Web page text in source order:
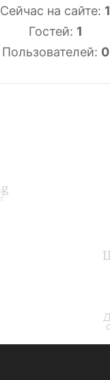
Сейчас на сайте: 1
Гостей: 1
Пользователей: 0